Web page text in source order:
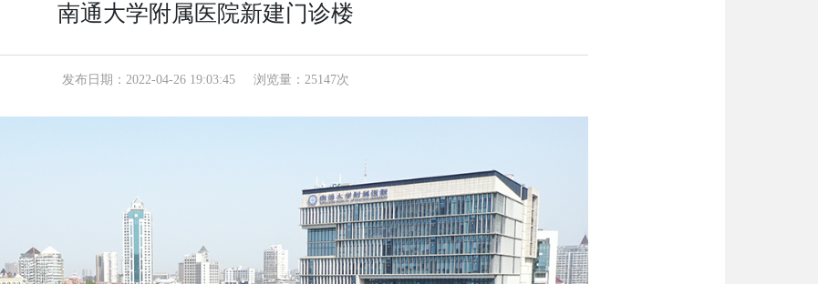
南通大学附属医院新建门诊楼
发布日期：2022-04-26 19:03:45 浏览量：25147次